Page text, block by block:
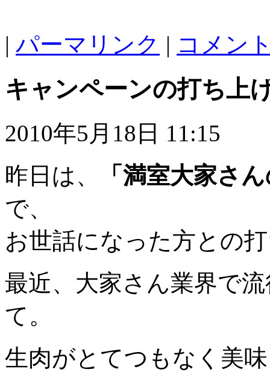
| パーマリンク | コメン
キャンペーンの打ち上
2010年5月18日 11:15
昨日は、
「満室大家さ
で、
お世話になった方との
最近、大家さん業界で
て。
生肉がとてつもなく美